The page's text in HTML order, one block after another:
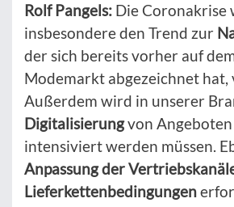
Rolf Pangels: Die Coronakrise
insbesondere den Trend zur
der sich bereits vorher auf
Modemarkt abgezeichnet hat,
Außerdem wird in unserer
Digitalisierungvon
intensiviert werden müssen.
Anpassung der
Lieferkettenbedingungen